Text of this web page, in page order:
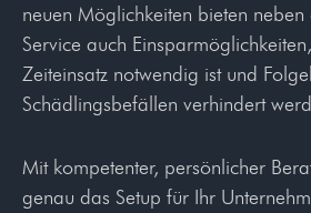
neuen Möglichkeiten bieten neben
Service auch Einspar
Zeiteinsatz notwendig ist und
Schädlingsbefällen verhindert
Mit kompetenter, persönlicher
genau das Setup für Ihr